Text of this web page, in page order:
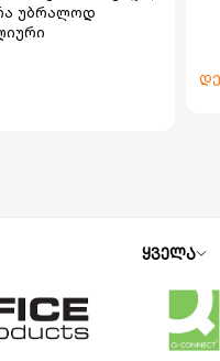
უბრალოდ
ყველა